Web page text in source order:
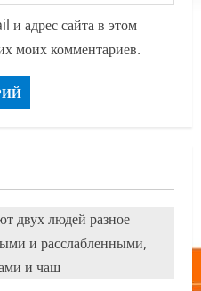
адрес сайта в этом
моих комментариев.